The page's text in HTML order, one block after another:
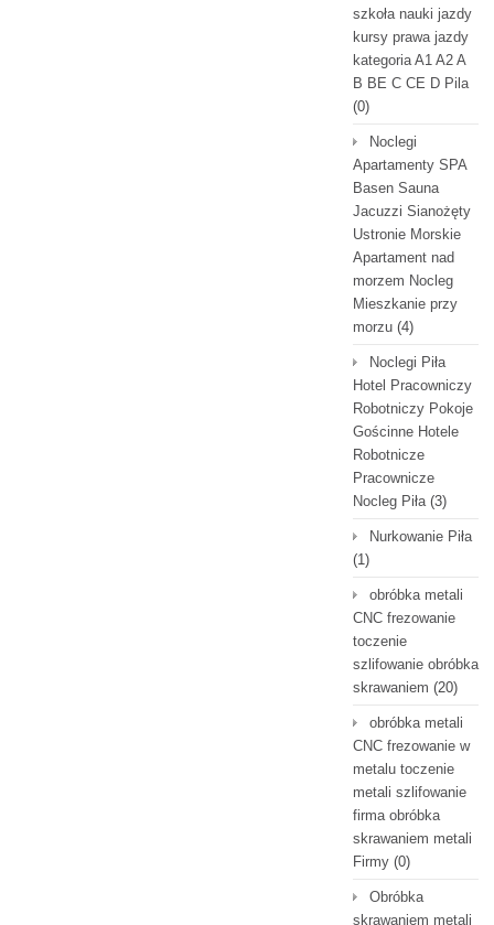
szkoła nauki jazdy
kursy prawa jazdy
kategoria A1 A2 A
B BE C CE D Pila
(0)
Noclegi
Apartamenty SPA
Basen Sauna
Jacuzzi Sianożęty
Ustronie Morskie
Apartament nad
morzem Nocleg
Mieszkanie przy
morzu (4)
Noclegi Piła
Hotel Pracowniczy
Robotniczy Pokoje
Gościnne Hotele
Robotnicze
Pracownicze
Nocleg Piła(3)
Nurkowanie Piła
(1)
obróbka metali
CNC frezowanie
toczenie
szlifowanie obróbka
skrawaniem (20)
obróbka metali
CNC frezowanie w
metalu toczenie
metali szlifowanie
firma obróbka
skrawaniem metali
Firmy (0)
Obróbka
skrawaniem metali